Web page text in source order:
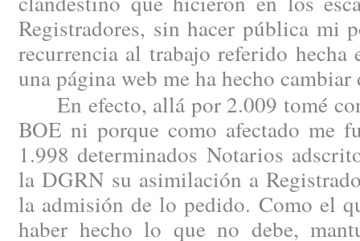
Registradores, sin hacer pública mi
recurrencia al trabajo referido hecha
una página web me ha hecho
En efecto, allá por 2.009 tomé
BOE ni porque como afectado me
1.998 determinados Notarios
la DGRN su asimilación a
la admisión de lo pedido. Como el
haber hecho lo que no debe,